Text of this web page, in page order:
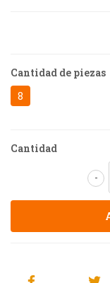
Cantidad de piezas
8
Cantidad
-